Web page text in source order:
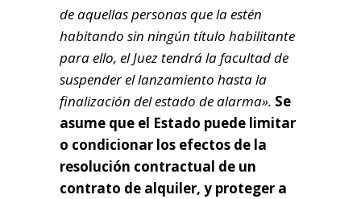
de aquellas personas que la estén
habitando sin ningún título habilitante
para ello, el Juez tendrá la facultad de
suspender el lanzamiento hasta la
finalización del estado de alarma». Se
asume que el Estado puede limitar
o condicionar los efectos de la
resolución contractual de un
contrato de alquiler, y proteger a